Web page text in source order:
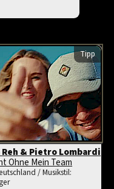
Tipp
Reh & Pietro Lombardi
Ohne Mein Team
/ Musikstil: